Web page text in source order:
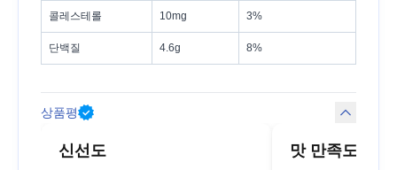
콜레스테롤 10mg 3%
단백질 4.6g 8%
상품평
신선도 맛 만족도